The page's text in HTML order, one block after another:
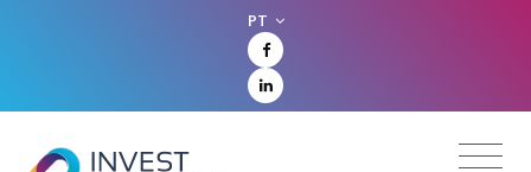
PT